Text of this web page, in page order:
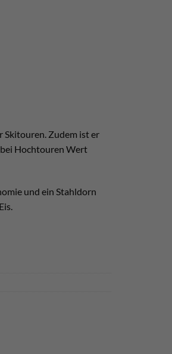
Skitouren. Zudem ist er
Hochtouren Wert
und ein Stahldorn